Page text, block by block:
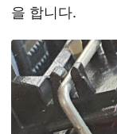
을 합니다.